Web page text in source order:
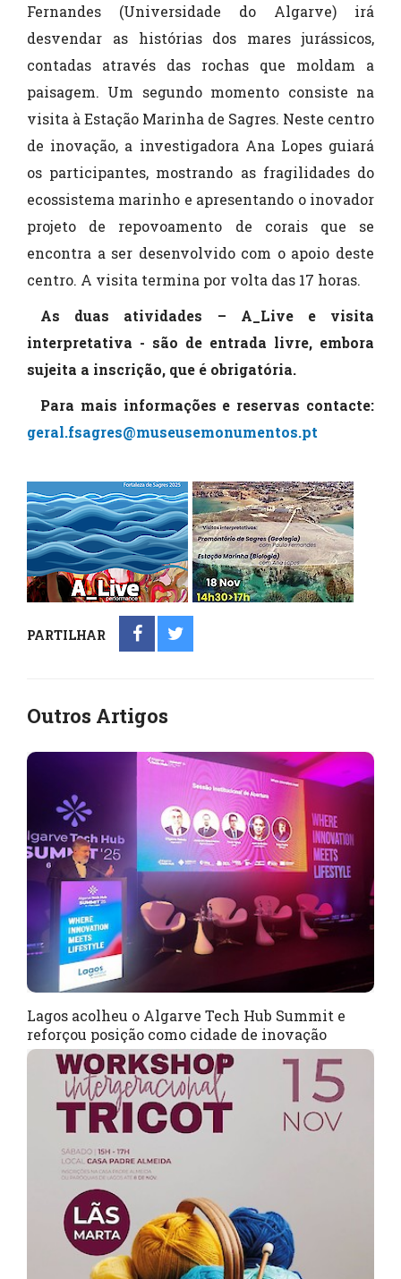
Fernandes (Universidade do Algarve) irá
desvendar as histórias dos mares jurássicos,
contadas através das rochas que moldam a
paisagem. Um segundo momento consiste na
visita à Estação Marinha de Sagres. Neste centro
de inovação, a investigadora Ana Lopes guiará
os participantes, mostrando as fragilidades do
ecossistema marinho e apresentando o inovador
projeto de repovoamento de corais
que se
encontra a ser desenvolvido com o apoio deste
centro. A visita termina por volta das 17 horas.
As duas atividades – A_Live e visita
interpretativa - são de entrada livre, embora
sujeita a inscrição, que é obrigatória.
Para mais informações e reservas contacte:
geral.fsagres@museusemonumentos.pt
PARTILHAR
Outros Artigos
Lagos acolheu o Algarve Tech Hub Summit e
reforçou posição como cidade de inovação